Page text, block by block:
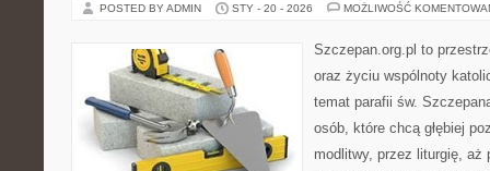
POSTED BY ADMIN STY - 20 - 2026 MOŻLIWOŚĆ
Szczepan.org.pl to
oraz życiu wspólnoty
temat parafii św.
osób, które chcą głębiej
modlitwy, przez liturgię, aż